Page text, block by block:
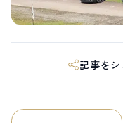
ふるさと納税
白馬村までのアクセス
記事をシ